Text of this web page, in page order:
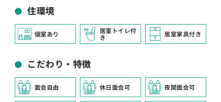
住環境
個室あり
居室トイレ付
き
居室家具付き
こだわり・特徴
面会自由 休日面会可 夜間面会可